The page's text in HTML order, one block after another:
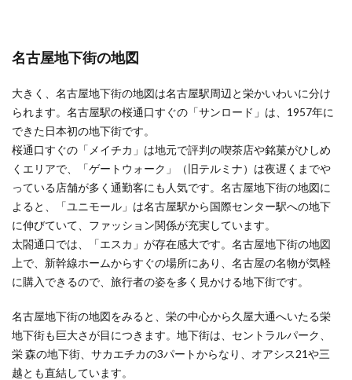
名古屋地下街の地図
大きく、名古屋地下街の地図は名古屋駅周辺と栄かいわいに分け
られます。名古屋駅の桜通口すぐの「サンロード」は、1957年に
できた日本初の地下街です。
桜通口すぐの「メイチカ」は地元で評判の喫茶店や銘菓がひしめ
くエリアで、「ゲートウォーク」（旧テルミナ）は夜遅くまでや
っている店舗が多く通勤客にも人気です。名古屋地下街の地図に
よると、「ユニモール」は名古屋駅から国際センター駅への地下
に伸びていて、ファッション関係が充実しています。
太閤通口では、「エスカ」が存在感大です。名古屋地下街の地図
上で、新幹線ホームからすぐの場所にあり、名古屋の名物が気軽
に購入できるので、旅行者の姿を多く見かける地下街です。
名古屋地下街の地図をみると、栄の中心から久屋大通へいたる栄
地下街も巨大さが目につきます。地下街は、セントラルパーク、
栄 森の地下街、サカエチカの3パートからなり、オアシス21や三
越とも直結しています。